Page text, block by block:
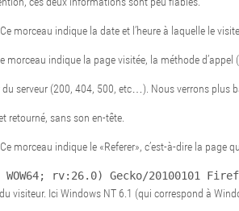
morceau indique la date et l’heure à laquelle le
morceau indique la page visitée, la méthode
serveur (200, 404, 500, etc…). Nous verrons plus
retourné, sans son en-tête.
morceau indique le «Referer», c’est-à-dire la page
rv:26.0) Gecko/20100101
visiteur. Ici Windows NT 6.1 (qui correspond à